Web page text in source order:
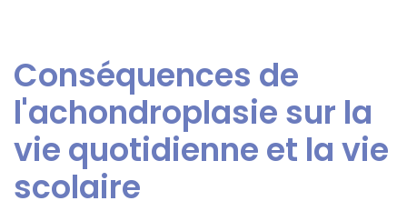
Conséquences de
l'achondroplasie sur la
vie quotidienne et la vie
scolaire